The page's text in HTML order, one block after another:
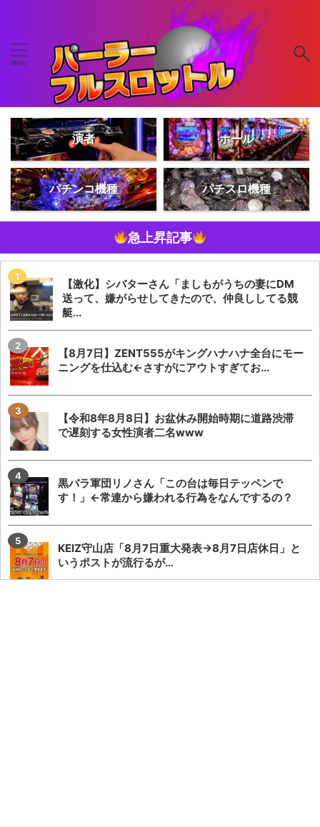
演者 ホール
パチンコ機種 パチスロ機種
急上昇記事
【激化】シバターさん「ましもがうちの妻にDM
送って、嫌がらせしてきたので、仲良ししてる競
艇...
【8月7日】ZENT555がキングハナハナ全台にモー
ニングを仕込む←さすがにアウトすぎてお...
【令和8年8月8日】お盆休み開始時期に道路渋滞
で遅刻する女性演者二名www
黒バラ軍団リノさん「この台は毎日テッペンで
す！」←常連から嫌われる行為をなんでするの？
KEIZ守山店「8月7日重大発表→8月7日店休日」と
いうポストが流行るが…